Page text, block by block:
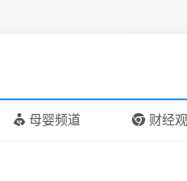
母婴频道 财经